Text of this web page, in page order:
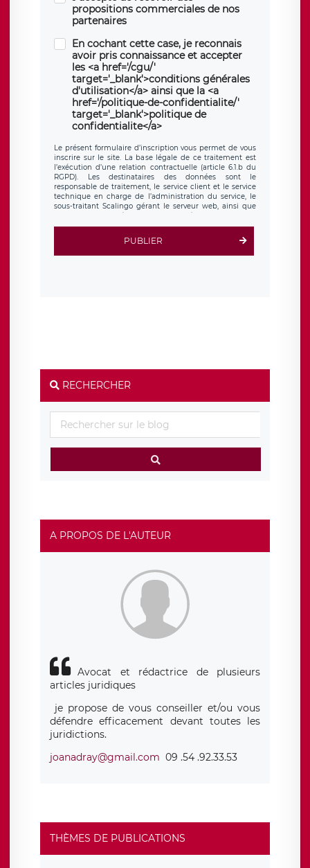
propositions commerciales de nos
partenaires
En cochant cette case, je reconnais
avoir pris connaissance et accepter
les <a href='/cgu/'
target='_blank'>conditions générales
d'utilisation</a> ainsi que la <a
href='/politique-de-confidentialite/'
target='_blank'>politique de
confidentialite</a>
Le présent formulaire d’inscription vous permet de vous
inscrire sur le site. La base légale de ce traitement est
l’exécution d’une relation contractuelle (article 6.1.b du
RGPD). Les destinataires des données sont le
responsable de traitement, le service client et le service
technique en charge de l’administration du service, le
sous-traitant Scalingo gérant le serveur web, ainsi que
d’inscription est hébergé sur un serveur hébergé par
clauses de
protection conformes au RGPD
. Les données collectées
sont conservées jusqu’à ce que l’Internaute en sollicite la
rue Léopold Sédar Senghor, joignable à l’adresse mail :
responsabledetraitement@legavox.fr. Vous avez
également le droit d’introduire une réclamation auprès
d’une autorité de contrôle.
PUBLIER
RECHERCHER
A PROPOS DE L'AUTEUR
Avocat et rédactrice de plusieurs
articles juridiques
je propose de vous conseiller et/ou vous
défendre efficacement devant toutes les
juridictions.
joanadray@gmail.com 09 .54 .92.33.53
THÈMES DE PUBLICATIONS